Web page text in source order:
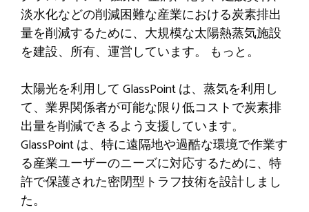
淡水化などの削減困難な産業における炭素排出
量を削減するために、大規模な太陽熱蒸気施設
を建設、所有、運営しています。 もっと。
太陽光を利用して GlassPoint は、蒸気を利用し
て、業界関係者が可能な限り低コストで炭素排
出量を削減できるよう支援しています。
GlassPoint は、特に遠隔地や過酷な環境で作業す
る産業ユーザーのニーズに対応するために、特
許で保護された密閉型トラフ技術を設計しまし
た。